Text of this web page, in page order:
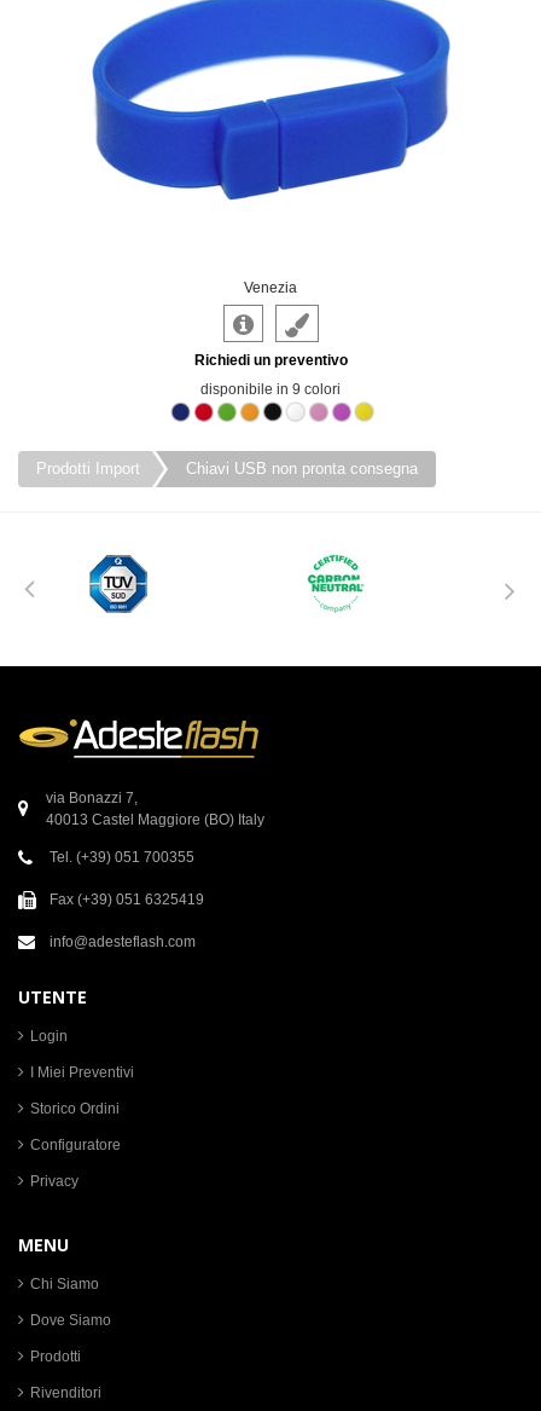
Venezia
Richiedi un preventivo
disponibile in 9 colori
Prodotti Import Chiavi USB non pronta consegna
via Bonazzi 7,
40013 Castel Maggiore (BO) Italy
Tel. (+39) 051 700355
Fax (+39) 051 6325419
info@adesteflash.com
UTENTE
Login
I Miei Preventivi
Storico Ordini
Configuratore
Privacy
MENU
Chi Siamo
Dove Siamo
Prodotti
Rivenditori